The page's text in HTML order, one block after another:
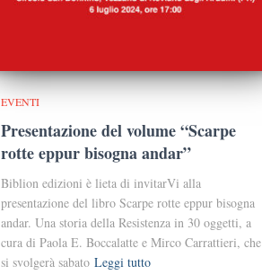
EVENTI
Presentazione del volume “Scarpe
rotte eppur bisogna andar”
Biblion edizioni è lieta di invitarVi alla
presentazione del libro Scarpe rotte eppur bisogna
andar. Una storia della Resistenza in 30 oggetti, a
cura di Paola E. Boccalatte e Mirco Carrattieri, che
si svolgerà sabato Leggi tutto